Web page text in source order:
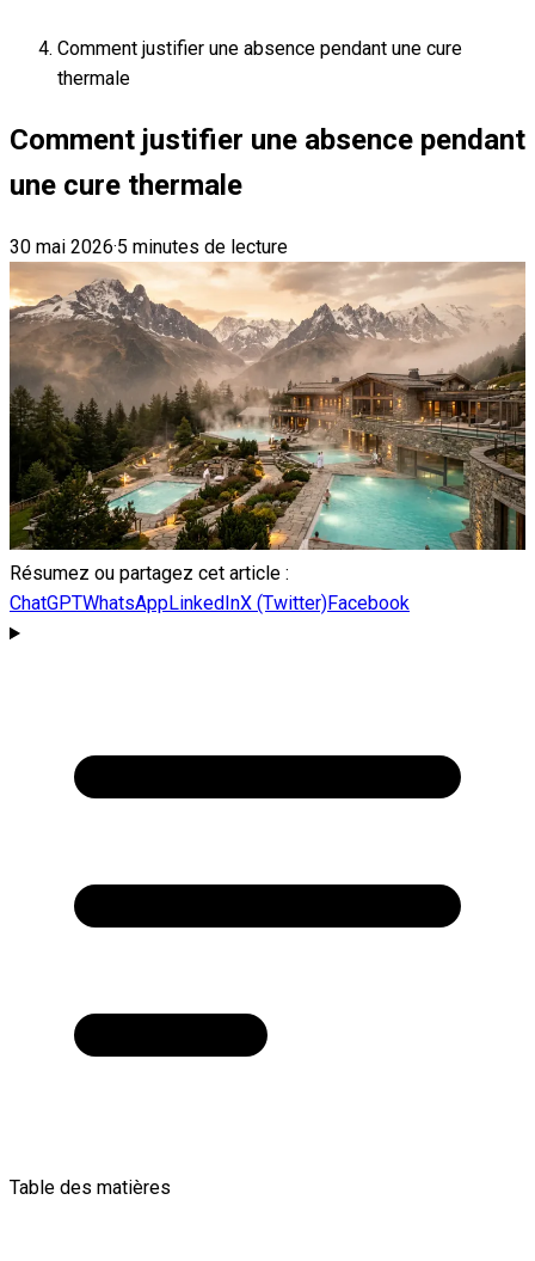
Comment justifier une absence pendant une cure
thermale
Comment justifier une absence pendant
une cure thermale
30 mai 2026·5 minutes de lecture
Résumez ou partagez cet article :
ChatGPTWhatsAppLinkedInX (Twitter)Facebook
Table des matières